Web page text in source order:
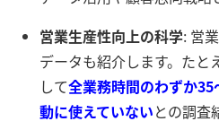
営業生産性向上の科学: 営
データも紹介します。たと
して全業務時間のわずか
動に使えていないとの調査